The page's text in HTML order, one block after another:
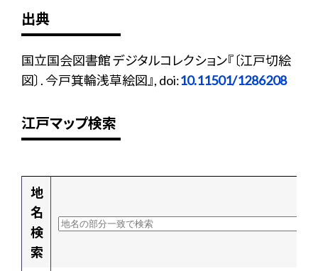
出典
国立国会図書館 デジタルコレクション『〔江戸切絵
図〕. 今戸箕輪浅草絵図』, doi:10.11501/1286208
江戸マップ検索
地
名
検
索